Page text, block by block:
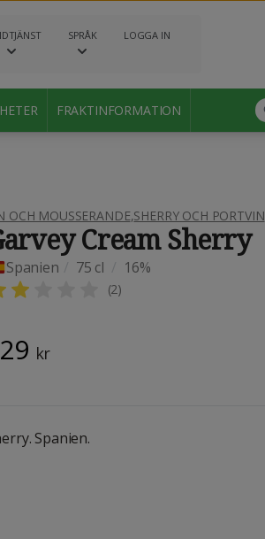
SPRÅK LOGGA IN
FRAKTINFORMATION
OCH MOUSSERANDE,SHERRY OCH PORTVIN
Cream Sherry
Spanien 75 cl 16%
(2)
kr
Spanien.